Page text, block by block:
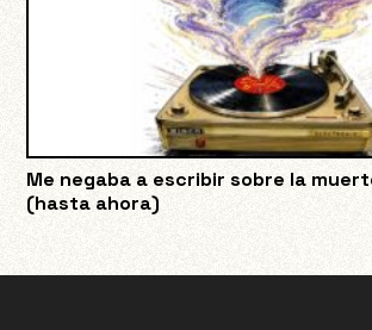
Me negaba a escribir sobre la
(hasta ahora)